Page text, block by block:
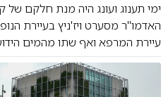
ימי תענוג ועונג היה מנת חלקם של
האדמו"ר מסערט ויז'ניץ בעיירת
עיירת המרפא ואף שתו מהמים